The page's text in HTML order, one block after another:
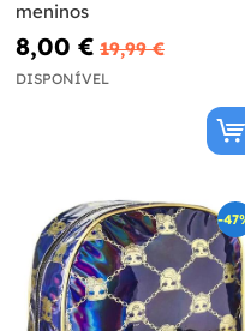
meninos
8,00 € 19,99 €
DISPONÍVEL
-